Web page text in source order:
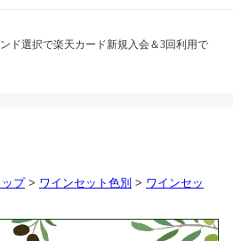
ド選択で楽天カード新規入会＆3回利用で
プ> ワインセット色別 > ワインセッ